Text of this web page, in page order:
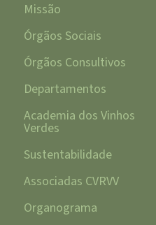
Missão
Órgãos Sociais
Órgãos Consultivos
Departamentos
Academia dos Vinhos
Verdes
Sustentabilidade
Associadas CVRVV
Organograma